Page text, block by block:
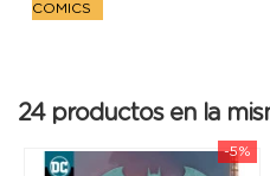
COMICS
24 productos en la
-5%